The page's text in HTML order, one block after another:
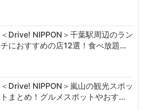
＜Drive! NIPPON＞千葉駅周辺のラン
チにおすすめの店12選！食べ放題…
＜Drive! NIPPON＞嵐山の観光スポッ
トまとめ！グルメスポットやおす…